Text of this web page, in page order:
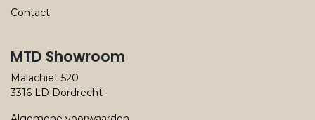
Contact
MTD Showroom
Malachiet 520
3316 LD Dordrecht